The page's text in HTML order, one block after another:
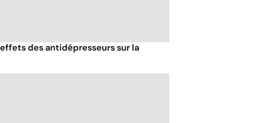
des antidépresseurs sur la